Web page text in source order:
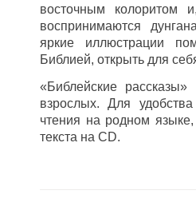
восточным колоритом
воспринимаются
яркие иллюстрации
Библией, открыть для
«Библейские
взрослых. Для
чтения на родном
текста на CD.